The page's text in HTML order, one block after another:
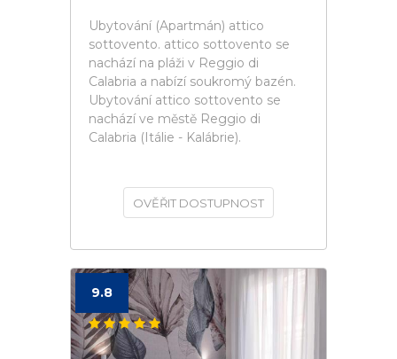
Ubytování (Apartmán) attico
sottovento. attico sottovento se
nachází na pláži v Reggio di
Calabria a nabízí soukromý bazén.
Ubytování attico sottovento se
nachází ve městě Reggio di
Calabria (Itálie - Kalábrie).
OVĚŘIT DOSTUPNOST
9.8